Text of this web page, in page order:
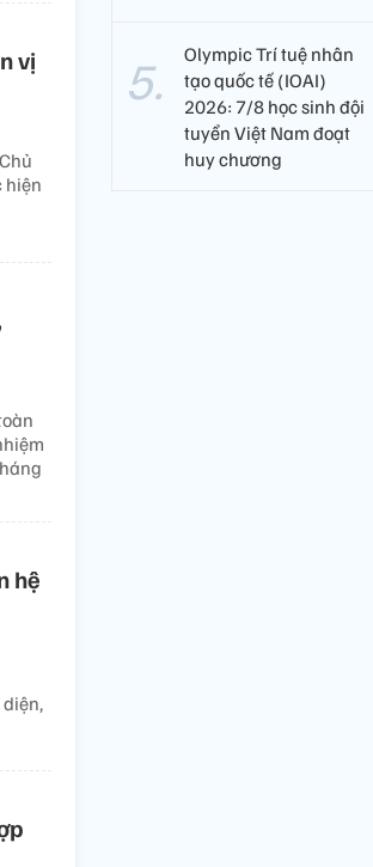
vị
hiện
hệ
Olympic Trí tuệ nhân
tạo quốc tế (IOAI)
2026: 7/8 học sinh đội
tuyển Việt Nam đoạt
huy chương